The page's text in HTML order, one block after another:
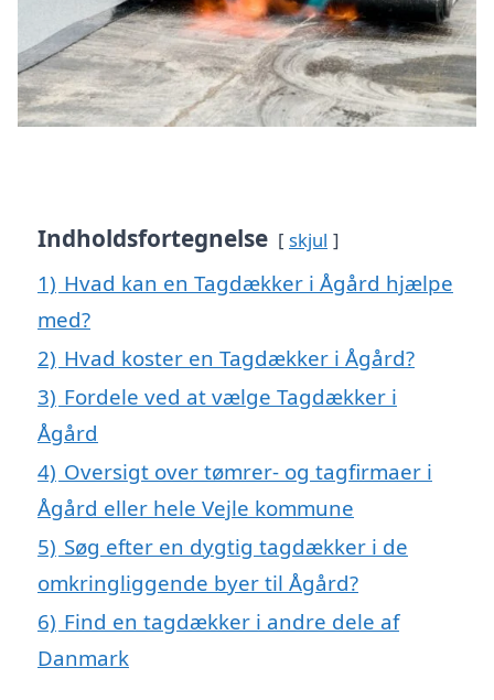
Indholdsfortegnelse skjul
1) Hvad kan en Tagdækker i Ågård hjælpe
med?
2) Hvad koster en Tagdækker i Ågård?
3) Fordele ved at vælge Tagdækker i
Ågård
4) Oversigt over tømrer- og tagfirmaer i
Ågård eller hele Vejle kommune
5) Søg efter en dygtig tagdækker i de
omkringliggende byer til Ågård?
6) Find en tagdækker i andre dele af
Danmark